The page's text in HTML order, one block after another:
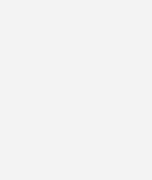
gebündelt und
einverstanden, über